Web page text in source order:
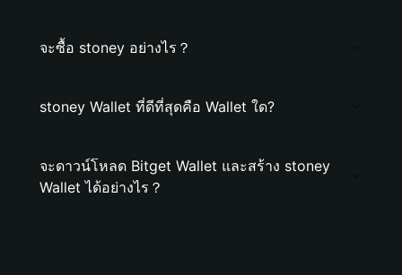
จะซื้อ stoney อย่างไร？
stoney Wallet ที่ดีที่สุดคือ Wallet ใด?
จะดาวน์โหลด Bitget Wallet และสร้าง stoney
Wallet ได้อย่างไร？